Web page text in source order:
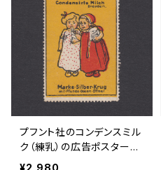
プフント社のコンデンスミル
ク（練乳）の広告ポスタース
タンプ 1900年前後
¥2,980